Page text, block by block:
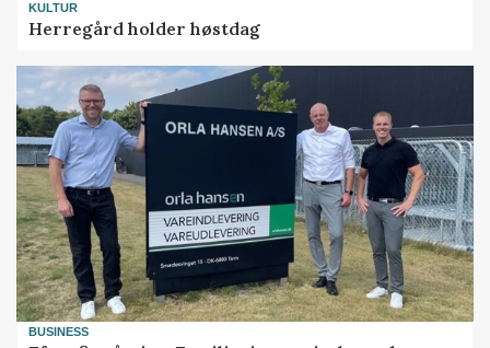
KULTUR
Herregård holder høstdag
BUSINESS